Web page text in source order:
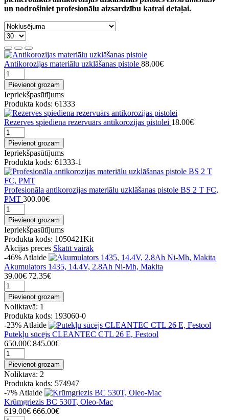
un nodrošiniet profesionālu aizsardzību katrai detaļai.
Antikorozijas materiālu uzklāšanas pistole 88.00€
Pievienot grozam
Iepriekšpasūtījums
Produkta kods: 61333
Rezerves spiediena rezervuārs antikorozijas pistolei 18.00€
Pievienot grozam
Iepriekšpasūtījums
Produkta kods: 61333-1
Profesionāla antikorozijas materiālu uzklāšanas pistole BS 2 T FC,
PMT 300.00€
Pievienot grozam
Iepriekšpasūtījums
Produkta kods: 1050421Kit
Akcijas preces Skatīt vairāk
-46% Atlaide
Akumulators 1435, 14.4V, 2.8Ah Ni-Mh, Makita
39.00€ 72.35€
Pievienot grozam
Noliktavā: 1
Produkta kods: 193060-0
-23% Atlaide
Putekļu sūcējs CLEANTEC CTL 26 E, Festool
650.00€ 845.00€
Pievienot grozam
Noliktavā: 2
Produkta kods: 574947
-7% Atlaide
Krūmgriezis BC 530T, Oleo-Mac
619.00€ 666.00€